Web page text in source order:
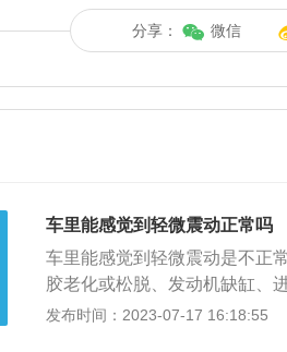
分享： 微信
车里能感觉到轻微震动正常吗
车里能感觉到轻微震动是不正
胶老化或松脱、发动机缺缸、
松动。具体原因及解决方法：
发布时间：2023-07-17 16:18:55